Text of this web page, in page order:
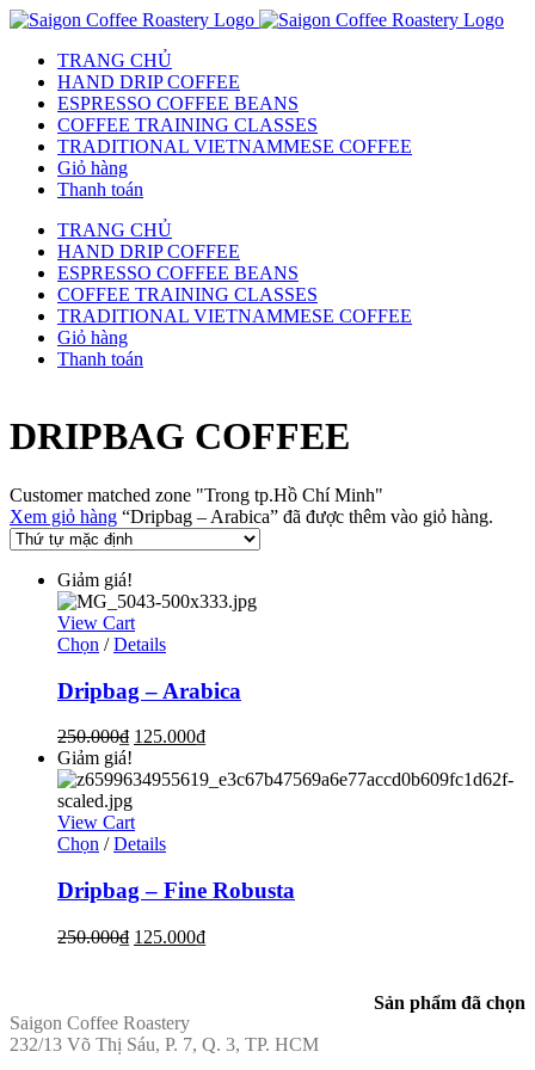
TRANG CHỦ
HAND DRIP COFFEE
ESPRESSO COFFEE BEANS
COFFEE TRAINING CLASSES
TRADITIONAL VIETNAMMESE COFFEE
Giỏ hàng
Thanh toán
TRANG CHỦ
HAND DRIP COFFEE
ESPRESSO COFFEE BEANS
COFFEE TRAINING CLASSES
TRADITIONAL VIETNAMMESE COFFEE
Giỏ hàng
Thanh toán
DRIPBAG COFFEE
Customer matched zone "Trong tp.Hồ Chí Minh"
Xem giỏ hàng “Dripbag – Arabica” đã được thêm vào giỏ hàng.
Giảm giá!
View Cart
Chọn / Details
Dripbag – Arabica
250.000₫ 125.000₫
Giảm giá!
View Cart
Chọn / Details
Dripbag – Fine Robusta
250.000₫ 125.000₫
Sản phẩm đã chọn
Saigon Coffee Roastery
232/13 Võ Thị Sáu, P. 7, Q. 3, TP. HCM